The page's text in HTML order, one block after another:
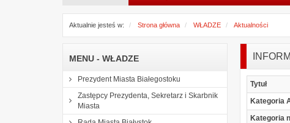
Aktualnie jesteś w: Strona główna WŁADZE Aktualności
MENU - WŁADZE
Prezydent Miasta Białegostoku
Zastępcy Prezydenta, Sekretarz i Skarbnik
Miasta
Tytuł
Kategoria
Kategoria